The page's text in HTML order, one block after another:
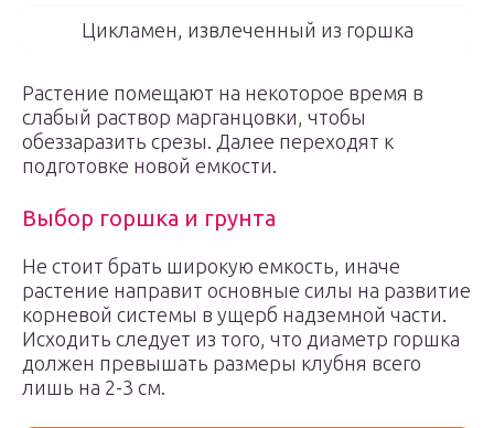
Цикламен, извлеченный из горшка
Растение помещают на некоторое время в
слабый раствор марганцовки, чтобы
обеззаразить срезы. Далее переходят к
подготовке новой емкости.
Выбор горшка и грунта
Не стоит брать широкую емкость, иначе
растение направит основные силы на развитие
корневой системы в ущерб надземной части.
Исходить следует из того, что диаметр горшка
должен превышать размеры клубня всего
лишь на 2-3 см.